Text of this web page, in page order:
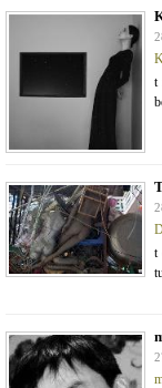
t
t